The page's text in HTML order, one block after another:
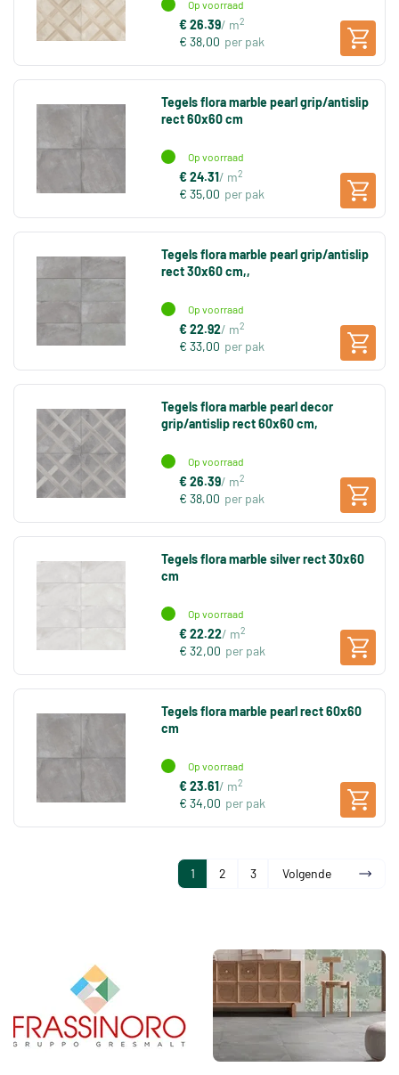
Op voorraad
€ 26.39/ m2
€ 38,00 per pak
Tegels flora marble pearl grip/antislip
rect 60x60 cm
Op voorraad
€ 24.31/ m2
€ 35,00 per pak
Tegels flora marble pearl grip/antislip
rect 30x60 cm,,
Op voorraad
€ 22.92/ m2
€ 33,00 per pak
Tegels flora marble pearl decor
grip/antislip rect 60x60 cm,
Op voorraad
€ 26.39/ m2
€ 38,00 per pak
Tegels flora marble silver rect 30x60
cm
Op voorraad
€ 22.22/ m2
€ 32,00 per pak
Tegels flora marble pearl rect 60x60
cm
Op voorraad
€ 23.61/ m2
€ 34,00 per pak
1 2 3 Volgende